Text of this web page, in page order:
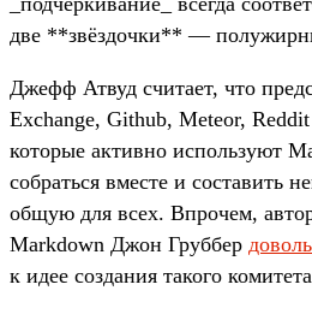
две **звёздочки** —
Джефф Атвуд считает, что
Exchange, Github, Meteor,
которые активно используют
собраться вместе и составить
общую для всех. Впрочем,
Markdown Джон Груббер
к идее создания такого